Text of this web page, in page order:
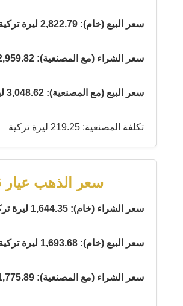
سعر البيع (خام): 2,822.79 ليرة تركية
سعر الشراء (مع المصنعية): 2,959.82 ليرة تركية
سعر البيع (مع المصنعية): 3,048.62 ليرة تركية
تكلفة المصنعية: 219.25 ليرة تركية
سعر الذهب عيار 6
سعر الشراء (خام): 1,644.35 ليرة تركية
سعر البيع (خام): 1,693.68 ليرة تركية
سعر الشراء (مع المصنعية): 1,775.89 ليرة تركية